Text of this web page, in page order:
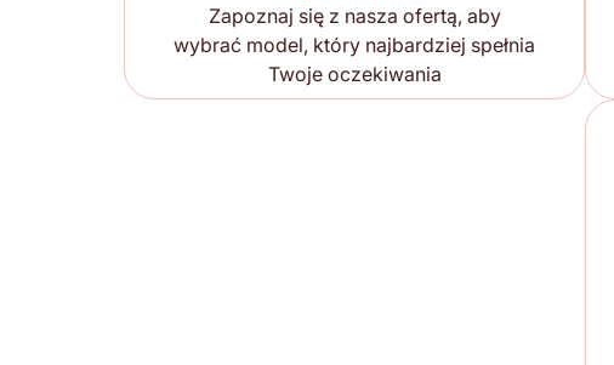
Zapoznaj się z nasza ofertą, aby
wybrać model, który najbardziej spełnia
Twoje oczekiwania